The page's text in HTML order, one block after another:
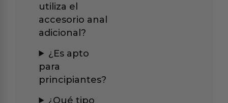
utiliza el
accesorio anal
adicional?
¿Es apto
para
principiantes?
¿Qué tipo